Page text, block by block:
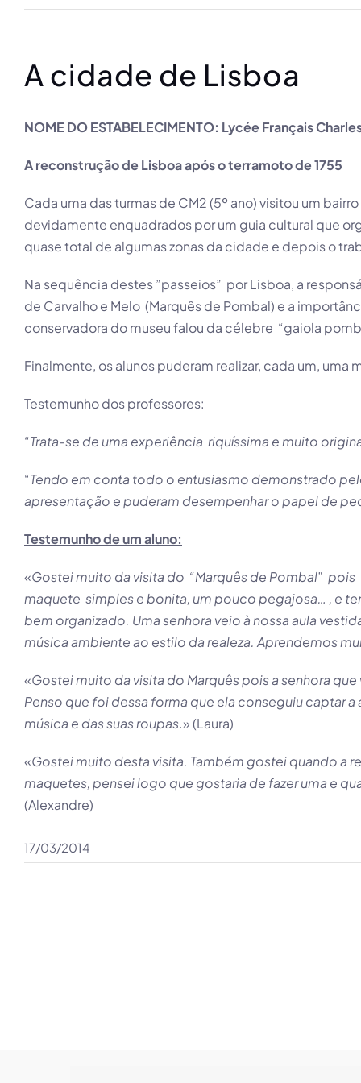
A cidade de Lisboa
NOME DO ESTABELECIMENTO: Lycée Français
A reconstrução de Lisboa após o terramoto de 1755
Cada uma das turmas de CM2 (5º ano) visitou um
devidamente enquadrados por um guia cultural que
quase total de algumas zonas da cidade e depois o
Na sequência destes ”passeios” por Lisboa, a
de Carvalho e Melo (Marquês de Pombal) e a
conservadora do museu falou da célebre “gaiola
Finalmente, os alunos puderam realizar, cada um,
Testemunho dos professores:
“Trata-se de uma experiência riquíssima e muito
“Tendo em conta todo o entusiasmo demonstrado
apresentação e puderam desempenhar o papel de
Testemunho de um aluno:
«Gostei muito da visita do “Marquês de Pombal”
maquete simples e bonita, um pouco pegajosa… , e
bem organizado. Uma senhora veio à nossa aula
música ambiente ao estilo da realeza. Aprendemos
«Gostei muito da visita do Marquês pois a senhora
Penso que foi dessa forma que ela conseguiu captar
música e das suas roupas.» (Laura)
«Gostei muito desta visita. Também gostei quando a
maquetes, pensei logo que gostaria de fazer uma e
(Alexandre)
17/03/2014